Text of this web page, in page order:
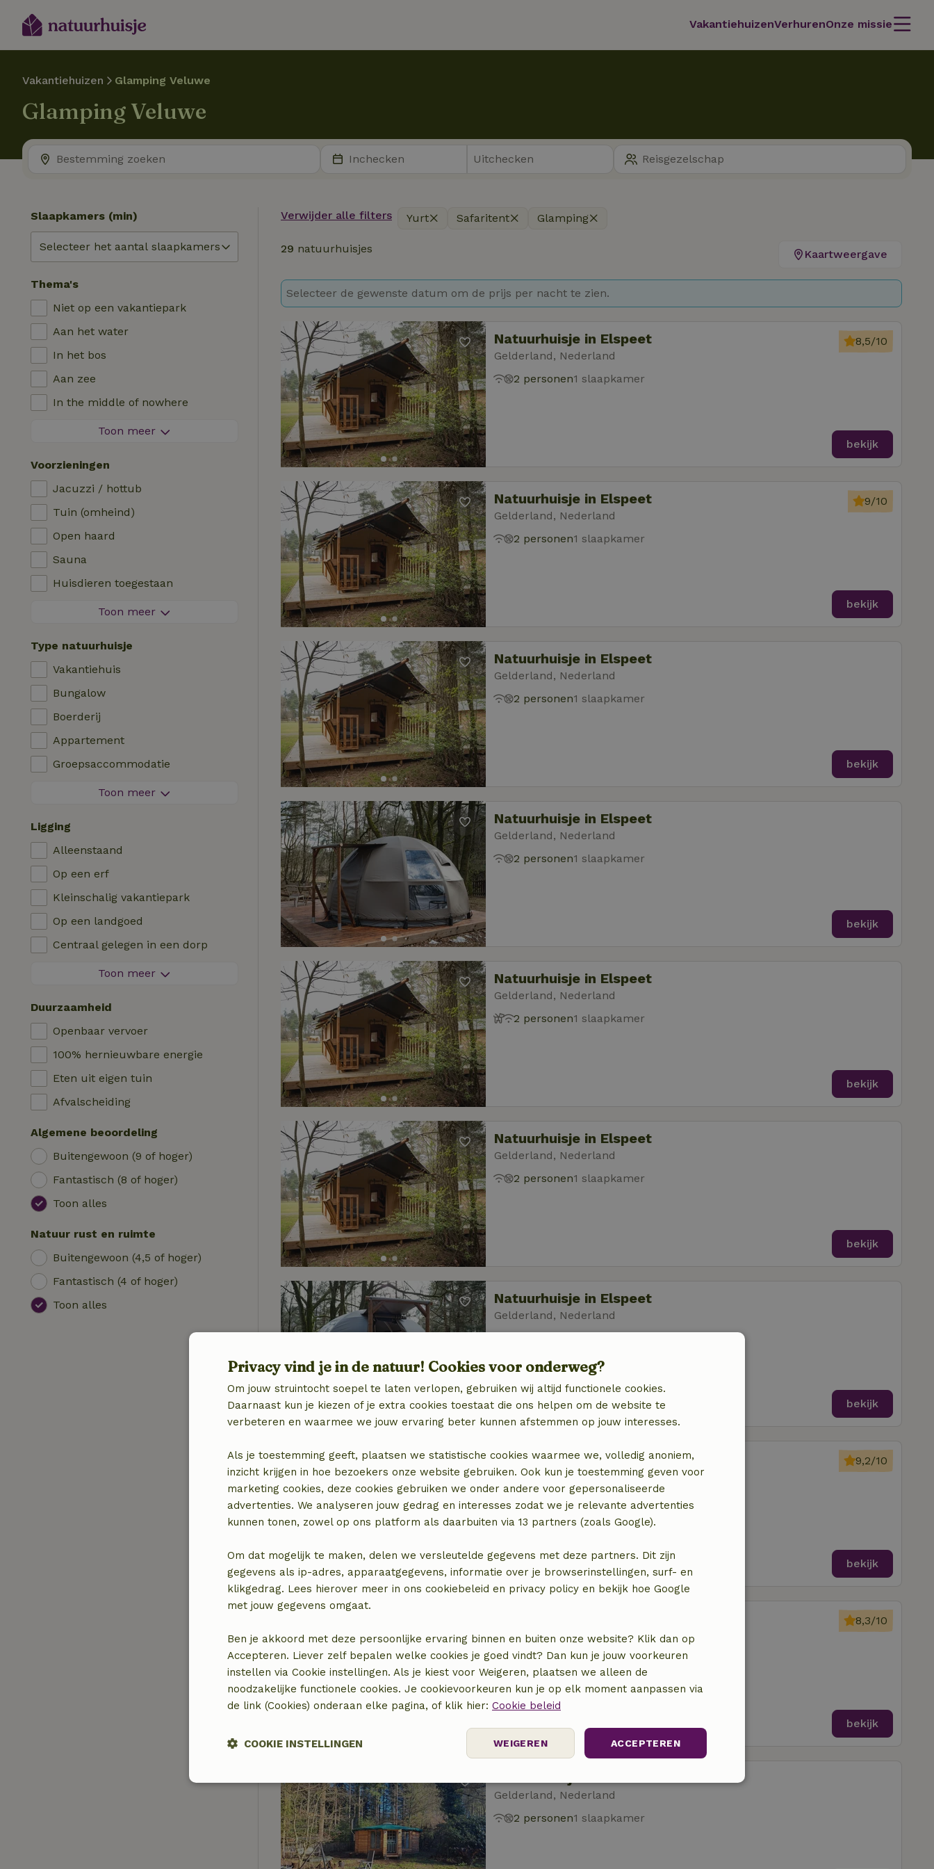
VakantiehuizenVerhurenOnze missie
Vakantiehuizen Glamping Veluwe
Glamping Veluwe
Verwijder alle filters Yurt Safaritent Glamping
29 natuurhuisjes Kaartweergave
Selecteer de gewenste datum om de prijs per nacht te zien.
Natuurhuisje in Elspeet
Gelderland, Nederland
8,5/10
2 personen1 slaapkamer
bekijk
Natuurhuisje in Elspeet
Gelderland, Nederland
9/10
2 personen1 slaapkamer
bekijk
Natuurhuisje in Elspeet
Gelderland, Nederland
2 personen1 slaapkamer
bekijk
Natuurhuisje in Elspeet
Gelderland, Nederland
2 personen1 slaapkamer
bekijk
Natuurhuisje in Elspeet
Gelderland, Nederland
2 personen1 slaapkamer
bekijk
Natuurhuisje in Elspeet
Gelderland, Nederland
2 personen1 slaapkamer
bekijk
Natuurhuisje in Elspeet
Gelderland, Nederland
bekijk
Natuurhuisje in Uddel
Gelderland, Nederland
9,2/10
2 personen1 slaapkamer
bekijk
Gelderland, Nederland
8,3/10
4 personen
bekijk
Gelderland, Nederland
2 personen1 slaapkamer
Slaapkamers (min)
Thema's
Niet op een vakantiepark
Aan het water
In het bos
Aan zee
In the middle of nowhere
Tussen de velden
In de polder
In de bergen
Helemaal alleen
In een boomgaard
Viswater in de buurt
Toon meer
Voorzieningen
Jacuzzi / hottub
Tuin (omheind)
Open haard
Sauna
Huisdieren toegestaan
Vuurwerkvrije omgeving
Direct boekbaar
Wasmachine
Afwasmachine
Tuinmeubilair
Internettoegang (WiFi)
Koel-/vriescombinatie
Tv
Internet
Barbecue
Verwarming (CV)
Kinderstoel
Auto laadpaal
Zwembad (gemeenschappelijk)
Rolstoel toegankelijk
Zwembad (privé)
Toon meer
Type natuurhuisje
Vakantiehuis
Bungalow
Boerderij
Appartement
Groepsaccommodatie
Tiny house
Landhuis
Chalet
Villa
Glamping
Blokhut
Logies
Pipowagen
Safaritent
Kampeerplek
Boot
Toon meer
Ligging
Alleenstaand
Op een erf
Kleinschalig vakantiepark
Op een landgoed
Centraal gelegen in een dorp
Aan de rand van een dorp
Toon meer
Duurzaamheid
Openbaar vervoer
100% hernieuwbare energie
Eten uit eigen tuin
Afvalscheiding
Algemene beoordeling
Buitengewoon (9 of hoger)
Fantastisch (8 of hoger)
Toon alles
Natuur rust en ruimte
Buitengewoon (4,5 of hoger)
Fantastisch (4 of hoger)
Toon alles
Privacy vind je in de natuur! Cookies voor onderweg?
Om jouw struintocht soepel te laten verlopen, gebruiken wij altijd functionele cookies.
Daarnaast kun je kiezen of je extra cookies toestaat die ons helpen om de website te
verbeteren en waarmee we jouw ervaring beter kunnen afstemmen op jouw interesses.
Als je toestemming geeft, plaatsen we statistische cookies waarmee we, volledig anoniem,
inzicht krijgen in hoe bezoekers onze website gebruiken. Ook kun je toestemming geven voor
marketing cookies, deze cookies gebruiken we onder andere voor gepersonaliseerde
advertenties. We analyseren jouw gedrag en interesses zodat we je relevante advertenties
kunnen tonen, zowel op ons platform als daarbuiten via 13 partners (zoals Google).
Om dat mogelijk te maken, delen we versleutelde gegevens met deze partners. Dit zijn
gegevens als ip-adres, apparaatgegevens, informatie over je browserinstellingen, surf- en
klikgedrag. Lees hierover meer in ons cookiebeleid en privacy policy en bekijk hoe Google
met jouw gegevens omgaat.
Ben je akkoord met deze persoonlijke ervaring binnen en buiten onze website? Klik dan op
Accepteren. Liever zelf bepalen welke cookies je goed vindt? Dan kun je jouw voorkeuren
instellen via Cookie instellingen. Als je kiest voor Weigeren, plaatsen we alleen de
noodzakelijke functionele cookies. Je cookievoorkeuren kun je op elk moment aanpassen via
de link (Cookies) onderaan elke pagina, of klik hier: Cookie beleid
ACCEPTEREN
WEIGEREN
COOKIE INSTELLINGEN
Strikt
noodzakelijk
Prestatie Targeting Functioneel
Niet-